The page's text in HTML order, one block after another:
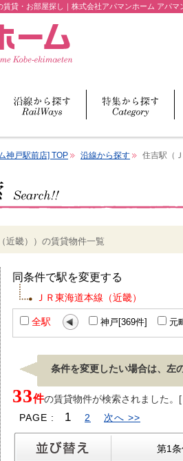
貸・お部屋探し｜株式会社アパマンホーム アパマ
神戸駅前店] TOP 沿線から探す 住吉駅（
近畿））の賃貸物件一覧
同条件で駅を変更する
ＪＲ東海道本線（近畿）
全駅 神戸[369件] 元
条件を変更したい場合は、左
33件の賃貸物件が検索されました。
PAGE :
1 2 次へ >>
第1